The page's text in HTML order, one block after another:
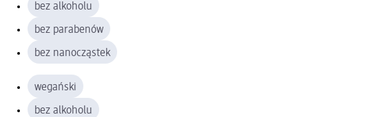
bez alkoholu
bez parabenów
bez nanocząstek
wegański
bez alkoholu